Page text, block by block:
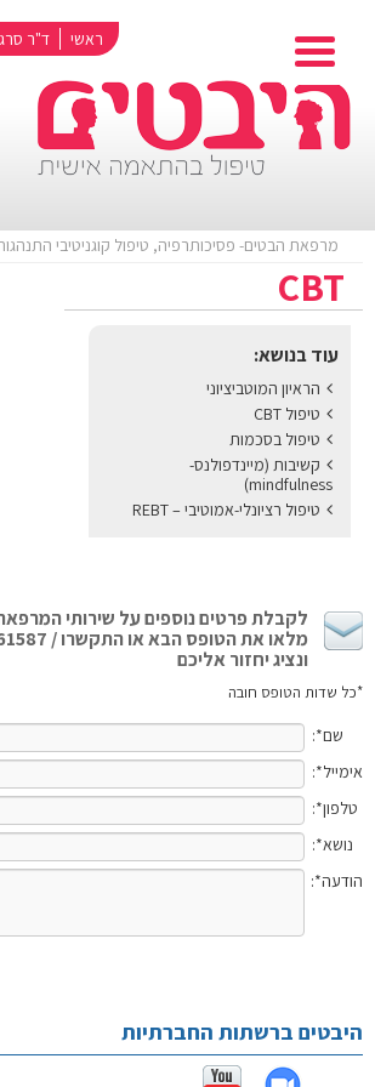
ראשי ד"ר
מרפאת הבטים- פסיכותרפיה, טיפול קוגניטיבי
CBT
עוד בנושא:
הראיון המוטביציוני
טיפול CBT
טיפול בסכמות
קשיבות (מיינדפולנס-
mindfulness)
טיפול רציונלי-אמוטיבי – REBT
לקבלת פרטים נוספים על שירותי
מלאו את הטופס הבא או התקשרו / 972506261587+
ונציג יחזור אליכם
*כל שדות הטופס חובה
שם*:
אימייל*:
טלפון*:
נושא*:
הודעה*:
היבטים ברשתות החברתיות